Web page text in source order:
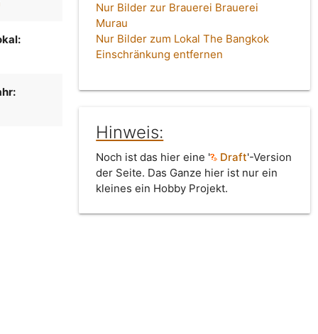
Nur Bilder zur Brauerei Brauerei
Murau
Nur Bilder zum Lokal The Bangkok
Einschränkung entfernen
Hinweis:
Noch ist das hier eine ' Draft'-Version
der Seite. Das Ganze hier ist nur ein
kleines ein Hobby Projekt.